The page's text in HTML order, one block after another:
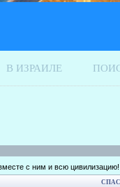
В ИЗРАИЛЕ
с ним и всю цивилизацию!